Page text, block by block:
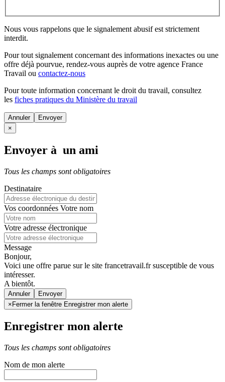
Nous vous rappelons que le signalement abusif est strictement
interdit.
Pour tout signalement concernant des informations inexactes ou une
offre déjà pourvue, rendez-vous auprès de votre agence France
Travail ou contactez-nous
Pour toute information concernant le droit du travail, consultez
les fiches pratiques du Ministère du travail
Annuler
×
Envoyer à un ami
Tous les champs sont obligatoires
Destinataire
Vos coordonnées Votre nom
Votre adresse électronique
Message
Bonjour,
Voici une offre parue sur le site francetravail.fr susceptible de vous
intéresser.
A bientôt.
Annuler
× Fermer la fenêtre Enregistrer mon alerte
Enregistrer mon alerte
Tous les champs sont obligatoires
Nom de mon alerte